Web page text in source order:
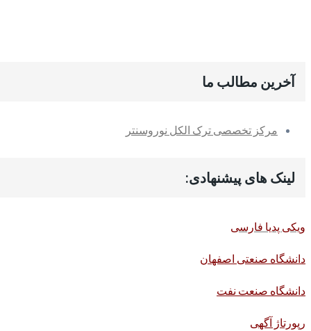
آخرین مطالب ما
مرکز تخصصی ترک الکل نوروسنتر
لینک های پیشنهادی:
ویکی پدیا فارسی
دانشگاه صنعتی اصفهان
دانشگاه صنعت نفت
رپورتاژ آگهی